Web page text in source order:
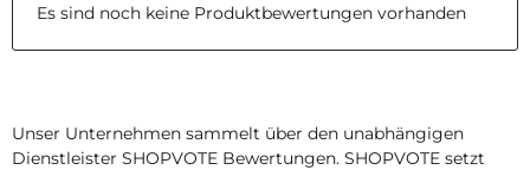
Es sind noch keine Produktbewertungen vorhanden
Unser Unternehmen sammelt über den unabhängigen
Dienstleister SHOPVOTE Bewertungen. SHOPVOTE setzt